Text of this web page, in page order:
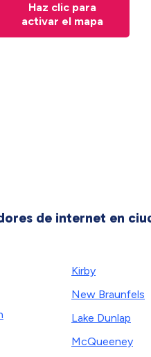
Haz clic para
activar el mapa
de internet en
Kirby
New Braunfels
Lake Dunlap
McQueeney